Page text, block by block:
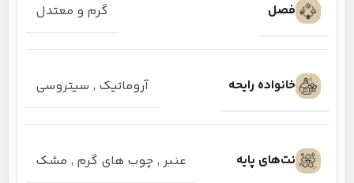
فصل گرم و معتدل
خانواده رایحه آروماتیک , سیتروسی
نت‌های پایه عنبر , چوب های گرم , مشک